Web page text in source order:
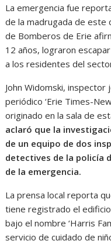
La emergencia fue
de la madrugada de este
de Bomberos de Erie
12 años, lograron
a los residentes del
John Widomski,
periódico ‘Erie Times-
originado en la sala de
aclaró que la
de un equipo de dos
detectives de la policía
de la emergencia.
La prensa local reporta
tiene registrado el
bajo el nombre ‘Harris
servicio de cuidado de